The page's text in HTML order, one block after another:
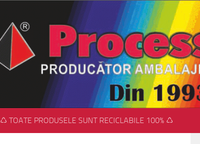
♺ TOATE PRODUSELE SUNT RECICLABILE 100% ♺